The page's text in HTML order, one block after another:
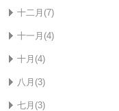
十二月(7)
十一月(4)
十月(4)
八月(3)
七月(3)